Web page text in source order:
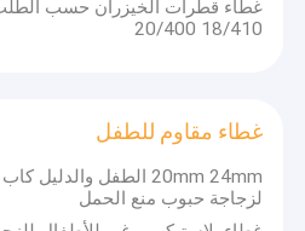
المنتجات
مقاطع فيديو
غطاء قطرات الخيزران حسب
18/410 20/400
غطاء مقاوم للطفل
لزجاجة حبوب منع الحمل
، الصين.يقع بالقرب من ميناء شنغهاي ،
الشحن والخدمات اللوجستية ، مما يسمح لنا
مستحضرات التجميل التي يحتاجونها بكفاءة.